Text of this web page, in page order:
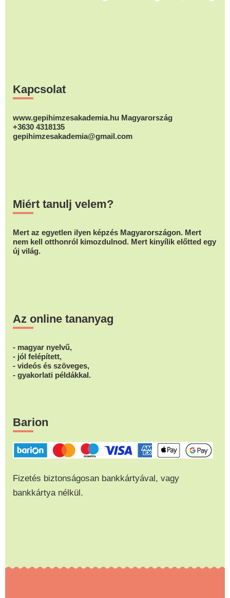
Kapcsolat
www.gepihimzesakademia.hu Magyarország
+3630 4318135
gepihimzesakademia@gmail.com
Miért tanulj velem?
Mert az egyetlen ilyen képzés Magyarországon. Mert
nem kell otthonról kimozdulnod. Mert kinyílik előtted egy
új világ.
Az online tananyag
- magyar nyelvű,
- jól felépített,
- videós és szöveges,
- gyakorlati példákkal.
Barion
Fizetés biztonságosan bankkártyával, vagy
bankkártya nélkül.